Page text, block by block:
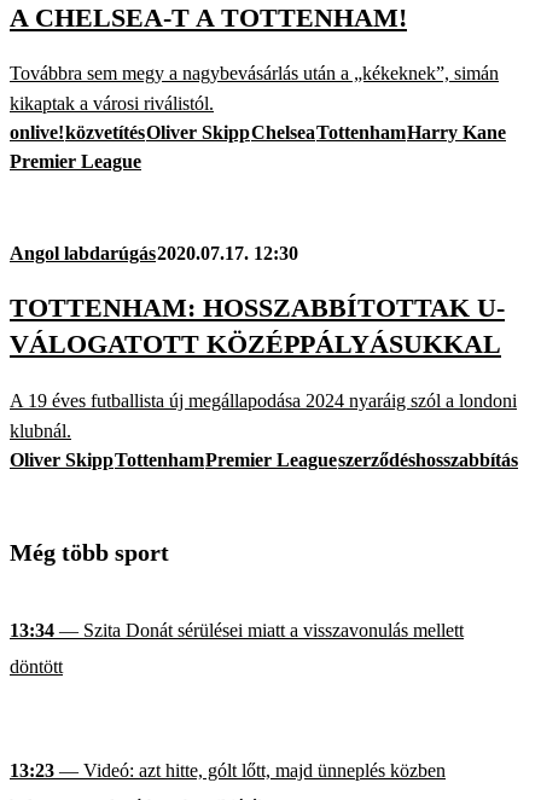
A CHELSEA-T A TOTTENHAM!
Továbbra sem megy a nagybevásárlás után a „kékeknek”, simán
kikaptak a városi riválistól.
onlive!közvetítésOliver SkippChelseaTottenhamHarry Kane
Premier League
Angol labdarúgás2020.07.17. 12:30
TOTTENHAM: HOSSZABBÍTOTTAK U-
VÁLOGATOTT KÖZÉPPÁLYÁSUKKAL
A 19 éves futballista új megállapodása 2024 nyaráig szól a londoni
klubnál.
Oliver SkippTottenhamPremier Leagueszerződéshosszabbítás
Még több sport
13:34 — Szita Donát sérülései miatt a visszavonulás mellett
döntött
13:23 — Videó: azt hitte, gólt lőtt, majd ünneplés közben